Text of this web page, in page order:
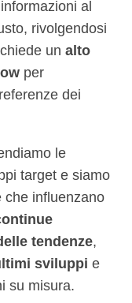
al
rivolgendosi
un alto
per
dei
le
target e siamo
che influenzano
tendenze,
sviluppi e
su misura.